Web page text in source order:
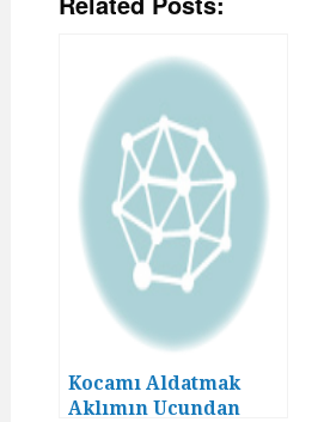
Kocamı Aldatmak
Aklımın Ucundan